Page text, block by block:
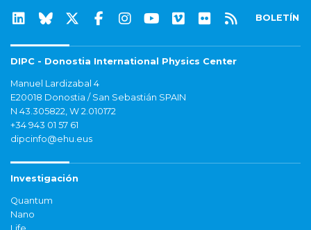
BOLETÍN
DIPC - Donostia International Physics Center
Manuel Lardizabal 4
E20018 Donostia / San Sebastián SPAIN
N 43.305822, W 2.010172
+34 943 01 57 61
dipcinfo@ehu.eus
Investigación
Quantum
Nano